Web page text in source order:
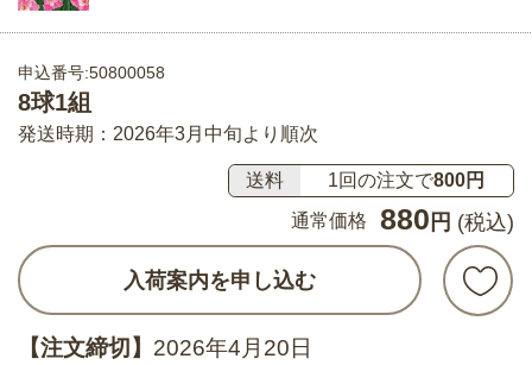
申込番号:50800058
8球1組
発送時期：2026年3月中旬より順次
送料 1回の注文で800円
通常価格
880 円 (税込)
入荷案内を申し込む
【注文締切】 2026年4月20日